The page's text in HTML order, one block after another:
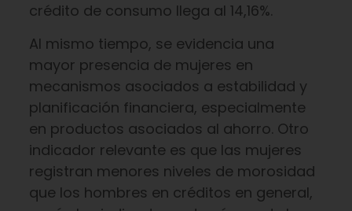
crédito de consumo llega al 14,16%.
Al mismo tiempo, se evidencia una
mayor presencia de mujeres en
mecanismos asociados a estabilidad y
planificación financiera, especialmente
en productos asociados al ahorro. Otro
indicador relevante es que las mujeres
registran menores niveles de morosidad
que los hombres en créditos en general,